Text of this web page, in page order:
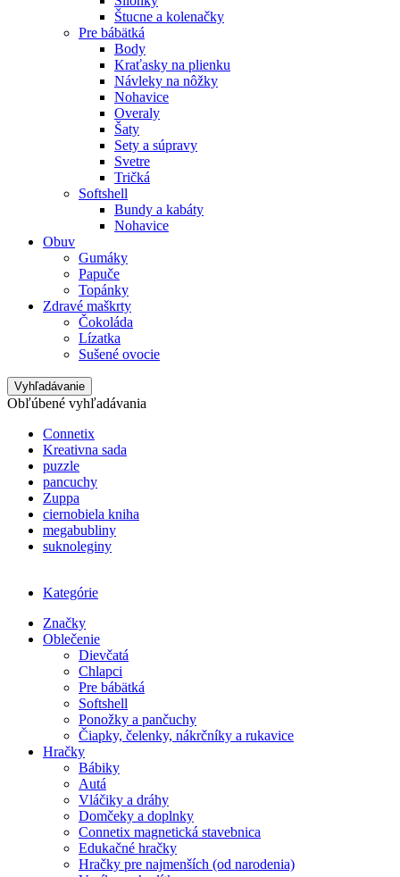
Štucne a kolenačky
Pre bábätká
Body
Kraťasky na plienku
Návleky na nôžky
Nohavice
Overaly
Šaty
Sety a súpravy
Svetre
Tričká
Softshell
Bundy a kabáty
Nohavice
Obuv
Gumáky
Papuče
Topánky
Zdravé maškrty
Čokoláda
Lízatka
Sušené ovocie
Vyhľadávanie
Obľúbené vyhľadávania
Connetix
Kreativna sada
puzzle
pancuchy
Zuppa
ciernobiela kniha
megabubliny
suknoleginy
Kategórie
Značky
Oblečenie
Dievčatá
Chlapci
Pre bábätká
Softshell
Ponožky a pančuchy
Čiapky, čelenky, nákrčníky a rukavice
Hračky
Bábiky
Autá
Vláčiky a dráhy
Domčeky a doplnky
Connetix magnetická stavebnica
Edukačné hračky
Hračky pre najmenších (od narodenia)